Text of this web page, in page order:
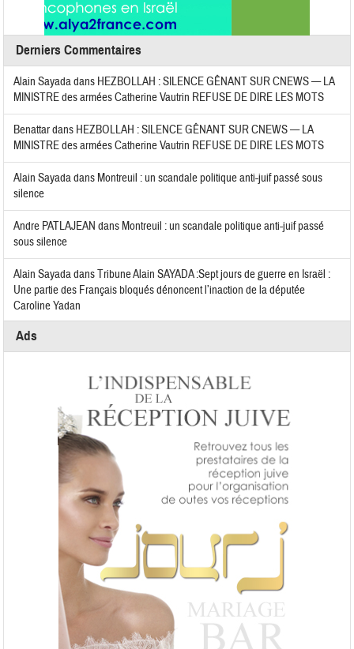
Derniers Commentaires
Alain Sayadadans HEZBOLLAH : SILENCE GÊNANT SUR CNEWS — LA
MINISTRE des armées Catherine Vautrin REFUSE DE DIRE LES MOTS
Benattardans HEZBOLLAH : SILENCE GÊNANT SUR CNEWS — LA
MINISTRE des armées Catherine Vautrin REFUSE DE DIRE LES MOTS
Alain Sayadadans Montreuil : un scandale politique anti-juif passé sous
silence
Andre PATLAJEAN dans Montreuil : un scandale politique anti-juif passé
sous silence
Alain SayadadansTribune Alain SAYADA :Sept jours de guerre en Israël :
Une partie des Français bloqués dénoncent l’inaction de la députée
Caroline Yadan
Ads